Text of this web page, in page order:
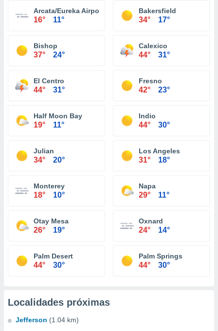
Arcata/Eureka Airport
16° 11°
Bakersfield
34° 17°
Bishop
37° 24°
Calexico
44° 31°
El Centro
44° 31°
Fresno
42° 23°
Half Moon Bay
19° 11°
Indio
44° 30°
Julian
34° 20°
Los Angeles
31° 18°
Monterey
18° 10°
Napa
29° 11°
Otay Mesa
26° 19°
Oxnard
24° 14°
Palm Desert
44° 30°
Palm Springs
44° 30°
Localidades próximas
Jefferson (1.04 km)